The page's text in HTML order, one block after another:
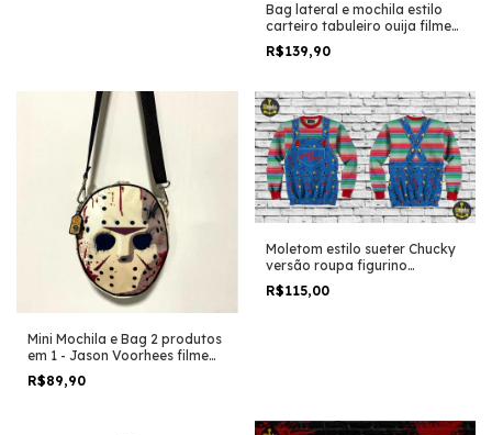
Bag lateral e mochila estilo
carteiro tabuleiro ouija filme
terror horror trash halloween
R$139,90
Mini Mochila e Bag 2 produtos
em 1 - Jason Voorhees filme
sexta-feira 13 halloween
Terror Horror Trash
R$89,90
Moletom estilo sueter Chucky
versão roupa figurino
halloween
R$115,00